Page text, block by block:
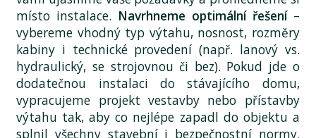
místo instalace. Navrhneme optimální řešení–
vybereme vhodný typ výtahu, nosnost, rozměry
kabiny i technické provedení (např. lanový vs.
hydraulický, se strojovnou či bez). Pokud jde o
dodatečnou instalaci do stávajícího domu,
vypracujeme projekt vestavby nebo přístavby
výtahu tak, aby co nejlépe zapadl do objektu a
splnil všechny stavební i bezpečnostní normy.